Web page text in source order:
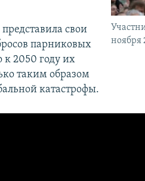
ноября
свои
парниковых
к 2050 году их
таким образом
катастрофы.